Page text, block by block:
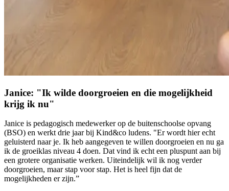
Janice: "Ik wilde doorgroeien en die mogelijkheid
krijg ik nu"
Janice is pedagogisch medewerker op de buitenschoolse opvang
(BSO) en werkt drie jaar bij Kind&co ludens. "Er wordt hier echt
geluisterd naar je. Ik heb aangegeven te willen doorgroeien en nu ga
ik de groeiklas niveau 4 doen. Dat vind ik echt een pluspunt aan bij
een grotere organisatie werken. Uiteindelijk wil ik nog verder
doorgroeien, maar stap voor stap. Het is heel fijn dat de
mogelijkheden er zijn.”